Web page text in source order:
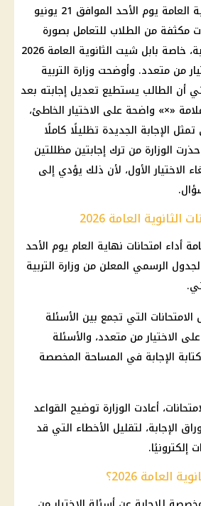
تنطلق امتحانات الثانوية العامة يوم الأحد الموافق 21 يونيو
مكثفة من الطلاب للتعامل بصورة
صحيحة مع أوراق الإجابة، خاصة بابل شيت الثانوية العامة 2026
من متعدد. وأوضحت وزارة التربية
أن الطالب يستطيع تعديل إجابته بعد
«×» واضحة على الاختيار الخاطئ،
الإجابة الجديدة تظليلًا كاملًا
الوزارة من ترك إجابتين مظللتين
الاختيار الأول، لأن ذلك يؤدي إلى
العامة 2026
أداء امتحانات نهاية العام يوم الأحد
وفق الجدول الرسمي المعلن من وزارة التربية
التي تجمع بين الأسئلة
الاختيار من متعدد، والأسئلة
الإجابة في المساحة المخصصة
أعادت الوزارة توضيح القواعد
الإجابة، لتقليل الأخطاء التي قد
إلكترونيًا.
العامة 2026؟